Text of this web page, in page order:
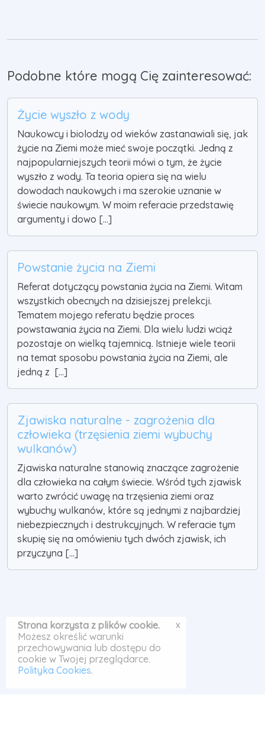
Podobne które mogą Cię zainteresować:
Życie wyszło z wody
Naukowcy i biolodzy od wieków zastanawiali się, jak
życie na Ziemi może mieć swoje początki. Jedną z
najpopularniejszych teorii mówi o tym, że życie
wyszło z wody. Ta teoria opiera się na wielu
dowodach naukowych i ma szerokie uznanie w
świecie naukowym. W moim referacie przedstawię
argumenty i dowo [...]
Powstanie życia na Ziemi
Referat dotyczący powstania życia na Ziemi. Witam
wszystkich obecnych na dzisiejszej prelekcji.
Tematem mojego referatu będzie proces
powstawania życia na Ziemi. Dla wielu ludzi wciąż
pozostaje on wielką tajemnicą. Istnieje wiele teorii
na temat sposobu powstania życia na Ziemi, ale
jedną z [...]
Zjawiska naturalne - zagrożenia dla
człowieka (trzęsienia ziemi wybuchy
wulkanów)
Zjawiska naturalne stanowią znaczące zagrożenie
dla człowieka na całym świecie. Wśród tych zjawisk
warto zwrócić uwagę na trzęsienia ziemi oraz
wybuchy wulkanów, które są jednymi z najbardziej
niebezpiecznych i destrukcyjnych. W referacie tym
skupię się na omówieniu tych dwóch zjawisk, ich
przyczyna [...]
Strona korzysta z plików cookie.
Możesz określić warunki
przechowywania lub dostępu do
cookie w Twojej przeglądarce.
Polityka Cookies.
x